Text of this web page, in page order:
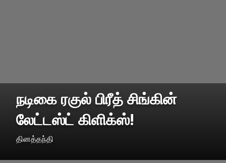
நடிகை ரகுல் பிரீத் சிங்கின்
லேட்டஸ்ட் கிளிக்ஸ்!
தினத்தந்தி